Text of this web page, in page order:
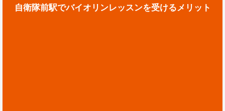
自衛隊前駅でバイオリンレッスンを受けるメリット